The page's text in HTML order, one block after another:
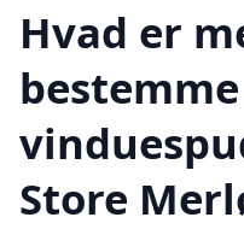
Hvad er
Store